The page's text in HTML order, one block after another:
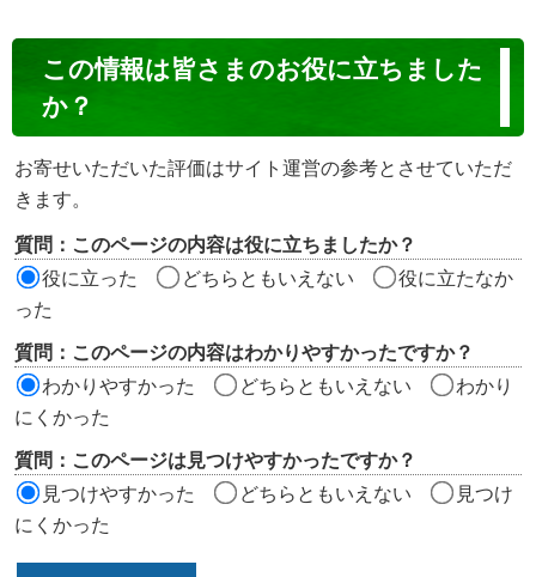
ン
ン
ツ
価
ア
この情報は皆さまのお役に立ちました
か？
お寄せいただいた評価はサイト運営の参考とさせていただ
きます。
質問：このページの内容は役に立ちましたか？
役に立った
どちらともいえない
役に立たなか
った
質問：このページの内容はわかりやすかったですか？
わかりやすかった
どちらともいえない
わかり
にくかった
質問：このページは見つけやすかったですか？
見つけやすかった
どちらともいえない
見つけ
にくかった